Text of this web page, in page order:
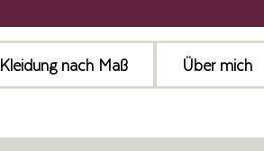
Kleidung nach Maß Über mich